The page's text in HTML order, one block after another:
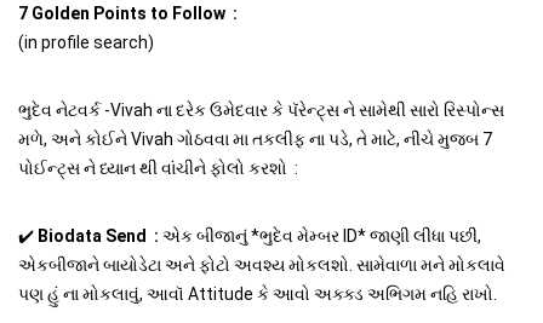
7 Golden Points to Follow :
(in profile search)
ભુદેવ નેટવર્ક -Vivah ના દરેક ઉમેદવાર કે પૅરેન્ટ્સ ને સામેથી સારો રિસ્પોન્સ
મળે, અને કોઈને Vivah ગોઠવવા મા તકલીફ ના પડે, તે માટે, નીચે મુજબ 7
પોઈન્ટ્સ ને ધ્યાન થી વાંચીને ફોલો કરશો :
✔️ Biodata Send : એક બીજાનું *ભુદેવ મેમ્બર ID* જાણી લીધા પછી,
એકબીજાને બાયોડેટા અને ફોટો અવશ્ય મોકલશો. સામેવાળા મને મોકલાવે
પણ હું ના મોકલાવું, આવૉ Attitude કે આવો અક્ક્ડ અભિગમ નહિ રાખો.